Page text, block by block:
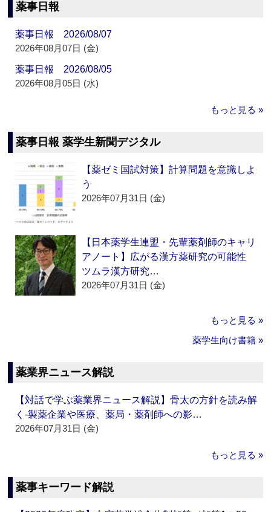
薬事日報
薬事日報 2026/08/07
2026年08月07日 (金)
薬事日報 2026/08/05
2026年08月05日 (水)
もっと見る »
薬事日報 薬学生新聞デジタル
【薬ゼミ国試対策】計算問題を意識しよ
う
2026年07月31日 (金)
【日本薬学生連盟・先輩薬剤師のキャリ
アノート】広がる漢方薬研究の可能性
ツムラ漢方研究…
2026年07月31日 (金)
もっと見る »
薬学生向け書籍 »
薬業界ニュース解説
【対話で学ぶ薬業界ニュース解説】骨太の方針を読み解
く‐製薬企業や医療、薬局・薬剤師への影…
2026年07月31日 (金)
もっと見る »
薬事キーワード解説